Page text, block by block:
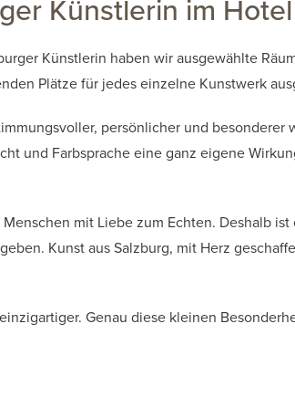
Künstlerin im Hotel
Künstlerin haben wir ausgewählte
Plätze für jedes einzelne Kunstwerk
persönlicher und besonderer
und Farbsprache eine ganz eigene
mit Liebe zum Echten. Deshalb
Kunst aus Salzburg, mit Herz
Genau diese kleinen